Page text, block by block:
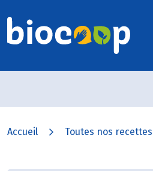
Accueil Toutes nos recettes